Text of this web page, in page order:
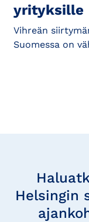
yrityksille
Vihreän
Suomessa on
Helsingin